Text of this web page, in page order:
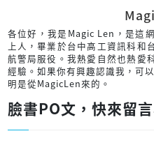
各位好，我是Magic Len，是這
上人，畢業於台中高工資訊科和
航警局服役。我熱愛自然也熱愛
經驗。如果你有興趣認識我，可
明是從MagicLen來的。
臉書PO文，快來留